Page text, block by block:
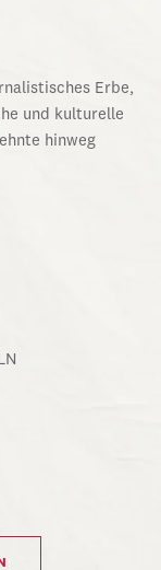
Erbe,
und kulturelle
hinweg